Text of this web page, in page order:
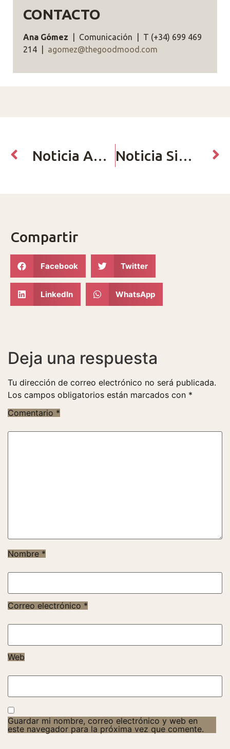
CONTACTO
Ana Gómez
| Comunicación | T (+34) 699 469
214 | agomez@thegoodmood.com
Noticia Anterior Noticia Siguiente
Compartir
Facebook Twitter
LinkedIn WhatsApp
Deja una respuesta
Tu dirección de correo electrónico no será publicada.
Los campos obligatorios están marcados con *
Comentario *
Nombre *
Correo electrónico *
Web
Guardar mi nombre, correo electrónico y web en
este navegador para la próxima vez que comente.